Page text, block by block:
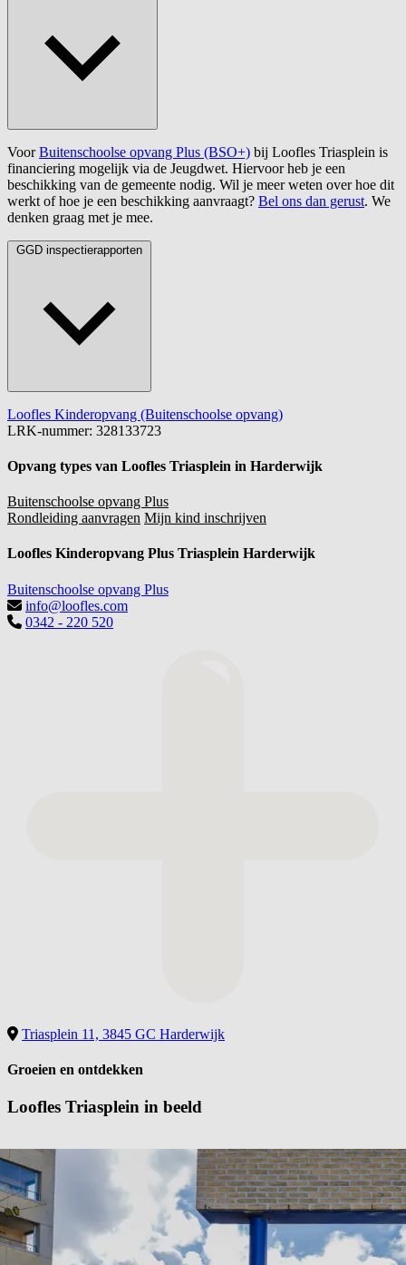
VoorBuitenschoolse opvang Plus (BSO+) bij Loofles Triasplein is
financiering mogelijk via de Jeugdwet. Hiervoor heb je een
beschikking van de gemeente nodig. Wil je meer weten over hoe dit
werkt of hoe je een beschikking aanvraagt? Bel ons dan gerust. We
denken graag met je mee.
GGD inspectierapporten
Loofles Kinderopvang (Buitenschoolse opvang)
LRK-nummer: 328133723
Opvang types van Loofles Triasplein in Harderwijk
Buitenschoolse opvang Plus
Rondleiding aanvragen Mijn kind inschrijven
Loofles Kinderopvang Plus Triasplein Harderwijk
Buitenschoolse opvang Plus
info@loofles.com
0342 - 220 520
Triasplein 11, 3845 GC Harderwijk
Groeien en ontdekken
Loofles Triasplein in beeld